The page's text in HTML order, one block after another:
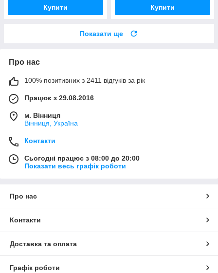
Купити Купити
Показати ще
Про нас
100% позитивних з 2411 відгуків за рік
Працює з 29.08.2016
м. Вінниця
Вінниця, Україна
Контакти
Сьогодні працює з 08:00 до 20:00
Показати весь графік роботи
Про нас
Контакти
Доставка та оплата
Графік роботи